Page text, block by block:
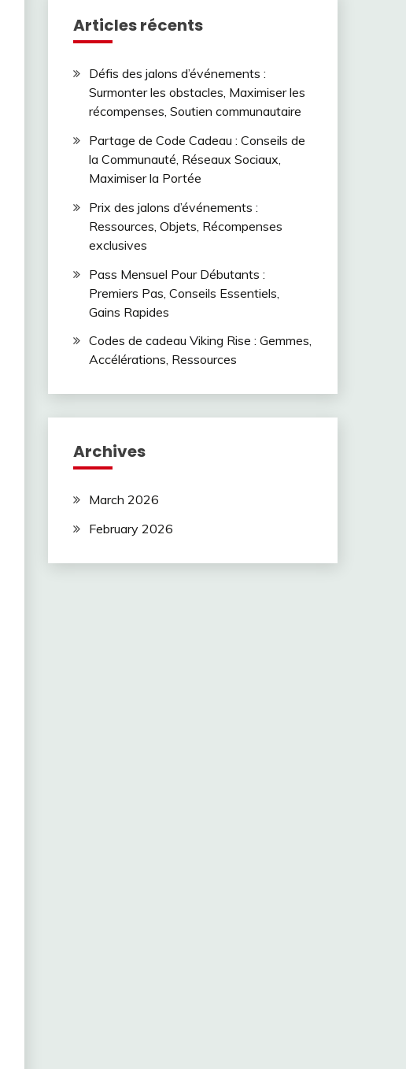
Articles récents
Défis des jalons d’événements :
Surmonter les obstacles, Maximiser les
récompenses, Soutien communautaire
Partage de Code Cadeau : Conseils de
la Communauté, Réseaux Sociaux,
Maximiser la Portée
Prix des jalons d’événements :
Ressources, Objets, Récompenses
exclusives
Pass Mensuel Pour Débutants :
Premiers Pas, Conseils Essentiels,
Gains Rapides
Codes de cadeau Viking Rise : Gemmes,
Accélérations, Ressources
Archives
March 2026
February 2026